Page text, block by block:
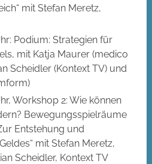
mit Stefan Meretz,
Podium: Strategien für
mit Katja Maurer (medico
Scheidler (Kontext TV) und
Workshop 2: Wie können
Bewegungsspielräume
Entstehung und
mit Stefan Meretz,
Scheidler, Kontext TV